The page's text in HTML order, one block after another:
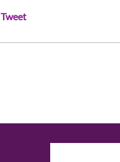
Tweet